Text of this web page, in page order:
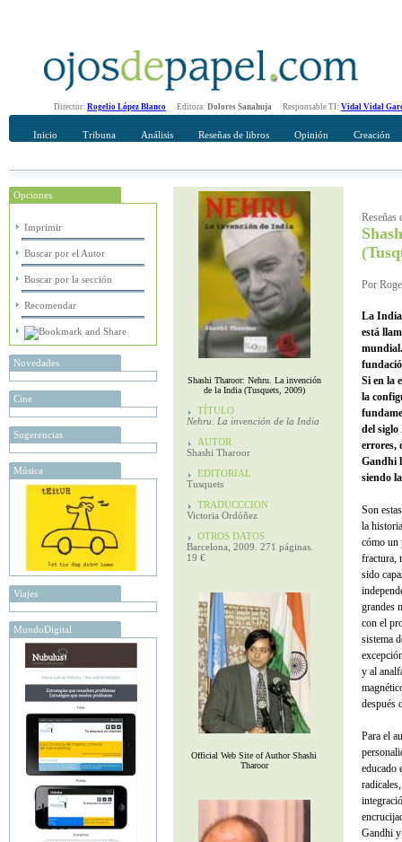
Director: Rogelio López Blanco Editora: Dolores Sanahuja Responsable TI: Vidal Vidal
Inicio Tribuna Análisis Reseñas de libros Opinión Creación
Opciones
Imprimir
Buscar por el Autor
Buscar por la sección
Recomendar
Novedades
Cine
Sugerencias
Música
Viajes
MundoDigital
Recomendar
Su nombre Completo
Shashi Tharoor: Nehru. La invención
de la India (Tusquets, 2009)
TÍTULO
Nehru. La invención de la India
AUTOR
Shashi Tharoor
EDITORIAL
Tusquets
TRADUCCCION
Victoria Ordóñez
OTROS DATOS
Barcelona, 2009. 271 páginas.
19 €
Official Web Site of Author Shashi
Tharoor
Por
La India
está
Si en la
la
del siglo
errores,
Gandhi
siendo
Son
la
cómo un
fractura,
sido
grandes
con el
sistema
y al
después
Para el
educado
Gandhi